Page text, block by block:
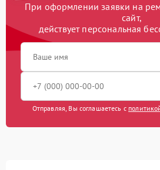
При оформлении заявки на
сайт,
действует персональная
Отправляя, Вы соглашаетесь с